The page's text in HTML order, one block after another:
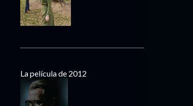
La película de 2012